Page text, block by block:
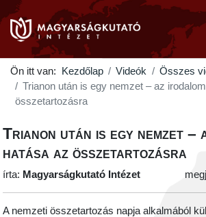
Ön itt van: Kezdőlap Videók
Összes
Trianon után is egy nemzet – az
összetartozásra
Trianon után is egy nemzet –
hatása az összetartozásra
írta: Magyarságkutató Intézet
A nemzeti összetartozás napja alkalmából